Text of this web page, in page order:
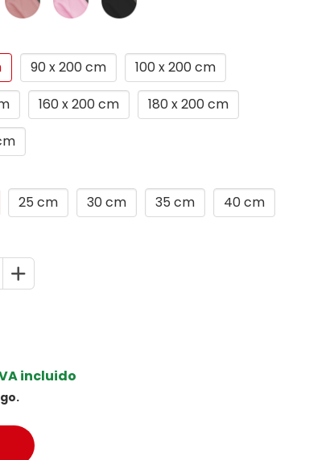
90 x 200 cm
100 x 200 cm
160 x 200 cm
180 x 200 cm
25 cm 30 cm 35 cm 40 cm
incluido